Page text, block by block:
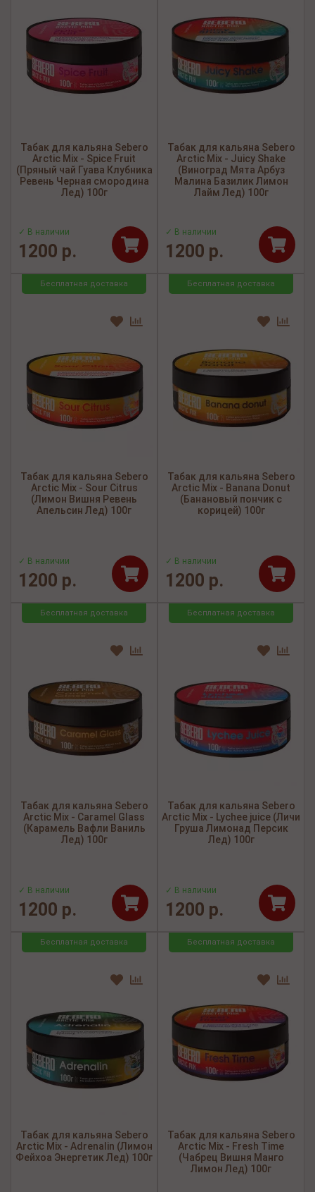
Табак для кальяна Sebero
Arctic Mix - Spice Fruit
(Пряный чай Гуава Клубника
Ревень Черная смородина
Лед) 100г
✓ В наличии
1200 р.
Табак для кальяна Sebero
Arctic Mix - Juicy Shake
(Виноград Мята Арбуз
Малина Базилик Лимон
Лайм Лед) 100г
✓ В наличии
1200 р.
Бесплатная доставка
Табак для кальяна Sebero
Arctic Mix - Sour Citrus
(Лимон Вишня Ревень
Апельсин Лед) 100г
✓ В наличии
1200 р.
Бесплатная доставка
Табак для кальяна Sebero
Arctic Mix - Banana Donut
(Банановый пончик с
корицей) 100г
✓ В наличии
1200 р.
Бесплатная доставка
Табак для кальяна Sebero
Arctic Mix - Caramel Glass
(Карамель Вафли Ваниль
Лед) 100г
✓ В наличии
1200 р.
Бесплатная доставка
Табак для кальяна Sebero
Arctic Mix - Lychee juice (Личи
Груша Лимонад Персик
Лед) 100г
✓ В наличии
1200 р.
Бесплатная доставка
Табак для кальяна Sebero
Arctic Mix - Adrenalin (Лимон
Фейхоа Энергетик Лед) 100г
Бесплатная доставка
Табак для кальяна Sebero
Arctic Mix - Fresh Time
(Чабрец Вишня Манго
Лимон Лед) 100г